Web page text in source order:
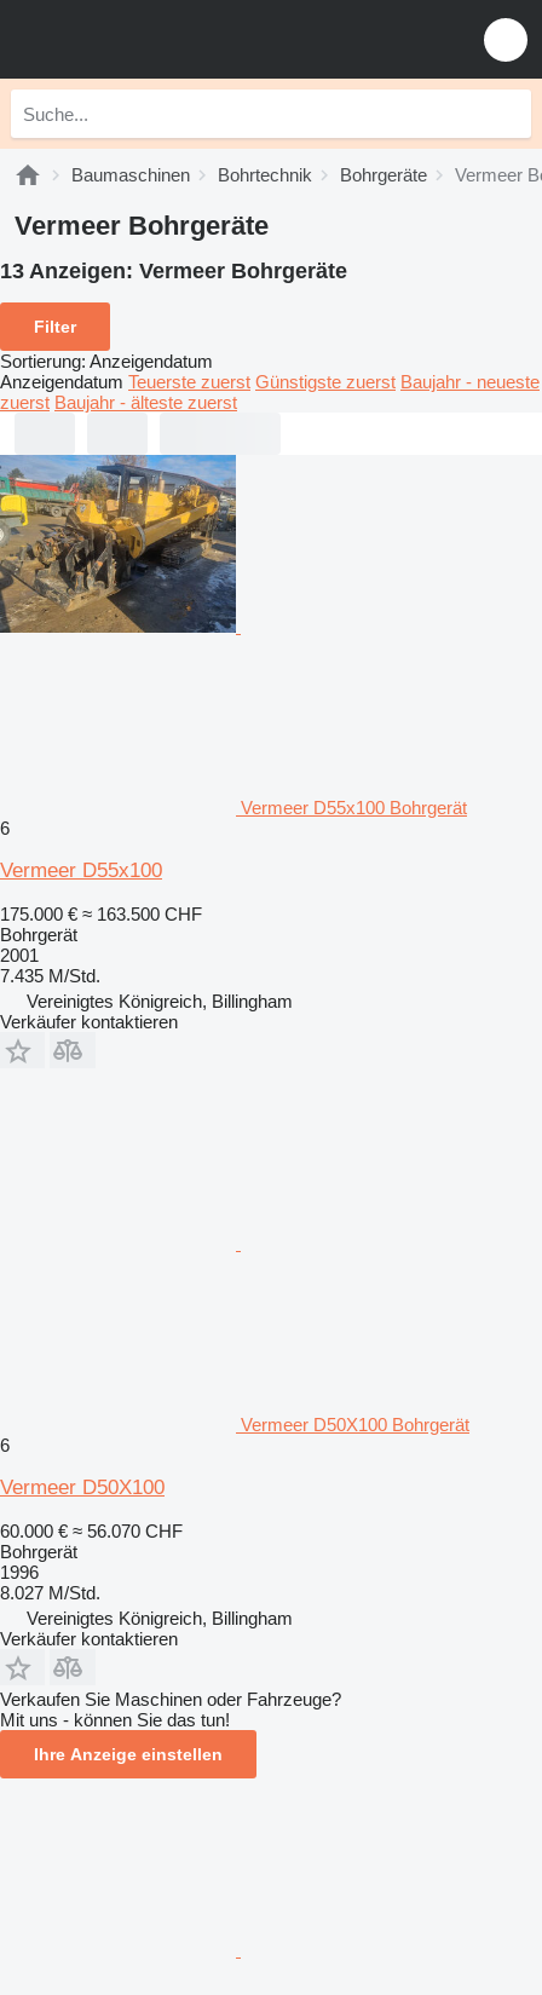
Baumaschinen Bohrtechnik Bohrgeräte Vermeer
Vermeer Bohrgeräte
13 Anzeigen: Vermeer Bohrgeräte
Filter
Sortierung: Anzeigendatum
Anzeigendatum Teuerste zuerst Günstigste zuerst Baujahr - neueste
zuerst Baujahr - älteste zuerst
Vermeer D55x100 Bohrgerät
6
Vermeer D55x100
175.000 € ≈ 163.500 CHF
Bohrgerät
2001
7.435 M/Std.
Vereinigtes Königreich, Billingham
Verkäufer kontaktieren
Vermeer D50X100 Bohrgerät
6
Vermeer D50X100
60.000 € ≈ 56.070 CHF
Bohrgerät
1996
8.027 M/Std.
Vereinigtes Königreich, Billingham
Verkäufer kontaktieren
Verkaufen Sie Maschinen oder Fahrzeuge?
Mit uns - können Sie das tun!
Ihre Anzeige einstellen